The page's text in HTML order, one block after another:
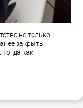
не только
закрыть
как